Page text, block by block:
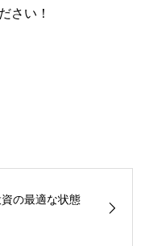
さい！
の最適な状態